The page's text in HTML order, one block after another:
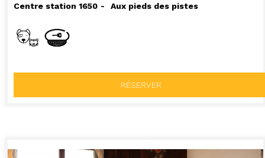
Centre station 1650 Aux pieds des pistes
RÉSERVER